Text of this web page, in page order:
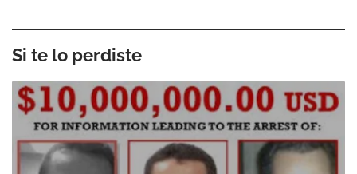
Si te lo perdiste